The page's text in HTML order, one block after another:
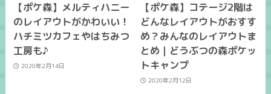
【ポケ森】メルティハニー
のレイアウトがかわいい！
ハチミツカフェやはちみつ
工房も♪
2020年2月14日
【ポケ森】コテージ2階は
どんなレイアウトがおすす
め？みんなのレイアウトま
とめ｜どうぶつの森ポケッ
トキャンプ
2020年2月12日